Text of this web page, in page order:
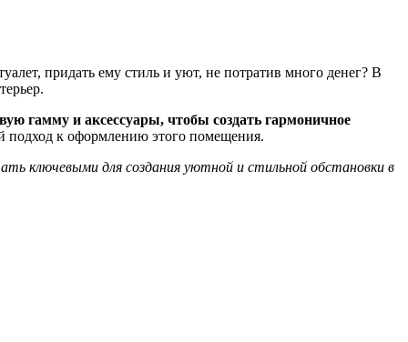
придать ему стиль и уют, не потратив много денег? В
гамму и аксессуары, чтобы создать гармоничное
подход к оформлению этого помещения.
ключевыми для создания уютной и стильной обстановки в